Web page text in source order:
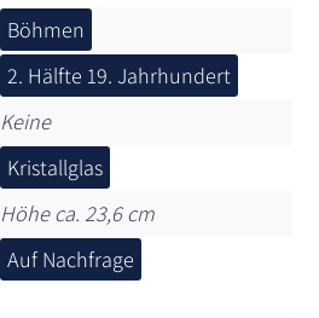
Böhmen
2. Hälfte 19. Jahrhundert
Keine
Kristallglas
Höhe ca. 23,6 cm
Auf Nachfrage